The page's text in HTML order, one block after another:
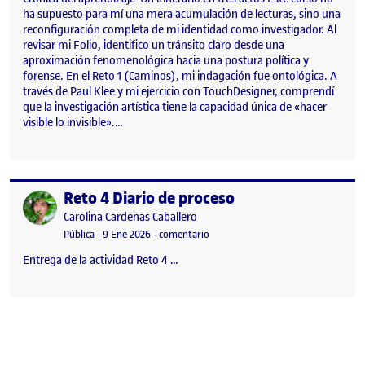
ha supuesto para mí una mera acumulación de lecturas, sino una
reconfiguración completa de mi identidad como investigador. Al
revisar mi Folio, identifico un tránsito claro desde una
aproximación fenomenológica hacia una postura política y
forense. En el Reto 1 (Caminos), mi indagación fue ontológica. A
través de Paul Klee y mi ejercicio con TouchDesigner, comprendí
que la investigación artística tiene la capacidad única de «hacer
visible lo invisible».…
Publicado porReto 4 Diario de proceso
Publicado por
Carolina Cardenas Caballero
Visibilidad:
Pública-Fecha de publicación
9 Ene 202623 febrero, 2026 11:47 pm
-comentario
Entrega de la actividad Reto 4 …